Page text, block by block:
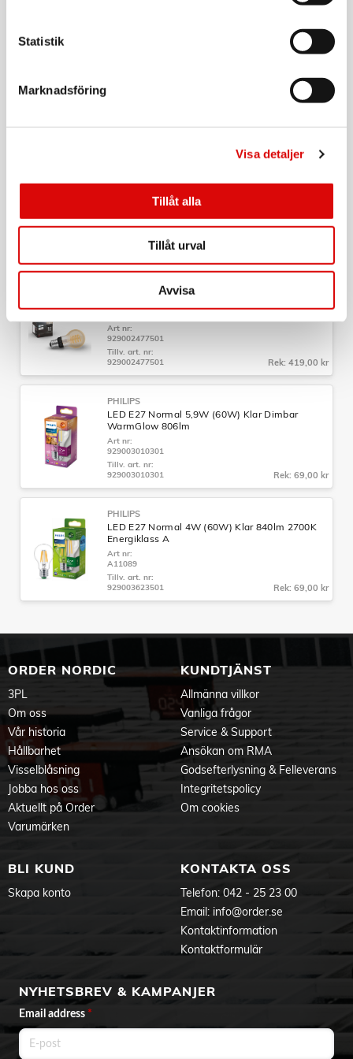
Statistik
Marknadsföring
Visa detaljer
Tillåt alla
Tillåt urval
Avvisa
LED E27 Normal 60W Rörelsesensor 806lm
Tillv. art. nr:
929001888655
Tillv. art. nr:
929001888655
PHILIPS HUE
Art nr:
929002477501
Tillv. art. nr:
929002477501
Rek: 419,00 kr
PHILIPS
LED E27 Normal 5,9W (60W) Klar Dimbar
WarmGlow 806lm
Art nr:
929003010301
Tillv. art. nr:
929003010301
Rek: 69,00 kr
PHILIPS
LED E27 Normal 4W (60W) Klar 840lm 2700K
Energiklass A
Art nr:
A11089
Tillv. art. nr:
929003623501
Rek: 69,00 kr
ORDER NORDIC
3PL
Om oss
Vår historia
Hållbarhet
Visselblåsning
Jobba hos oss
Aktuellt på Order
Varumärken
KUNDTJÄNST
Allmänna villkor
Vanliga frågor
Service & Support
Ansökan om RMA
Godsefterlysning & Felleverans
Integritetspolicy
Om cookies
BLI KUND
Skapa konto
KONTAKTA OSS
Telefon: 042 - 25 23 00
Email: info@order.se
Kontaktinformation
Kontaktformulär
NYHETSBREV & KAMPANJER
Email address *